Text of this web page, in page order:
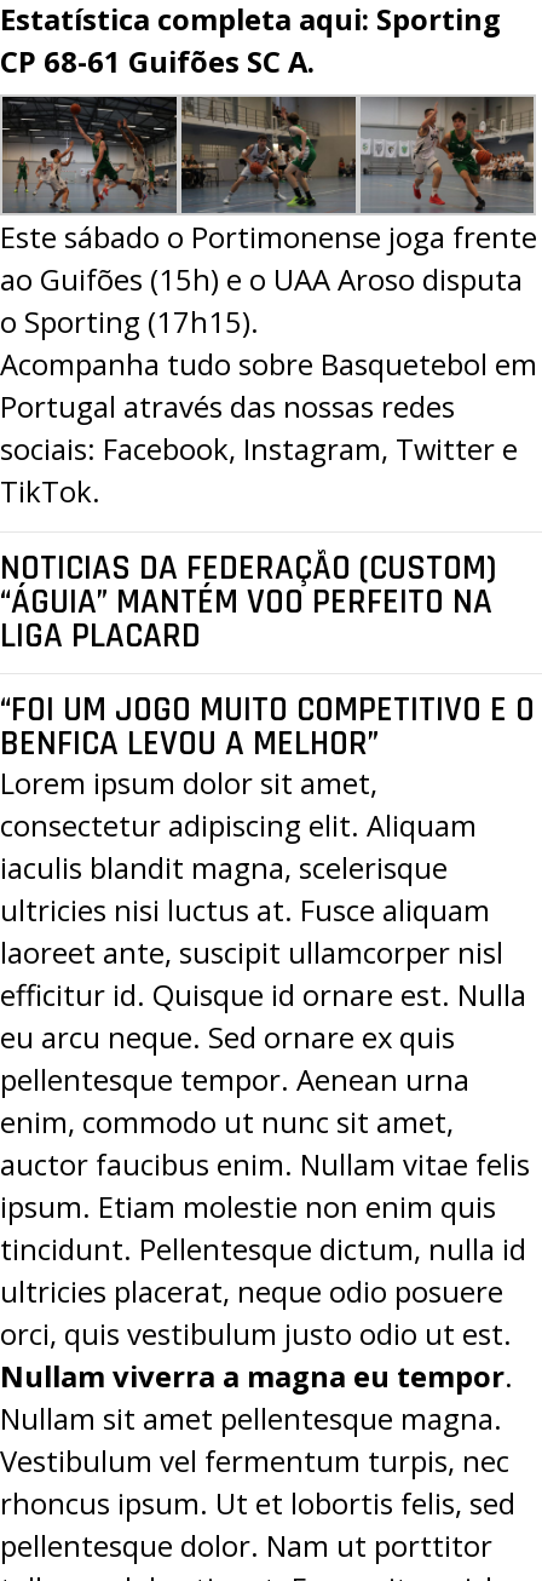
Estatística completa aqui: Sporting
CP 68-61 Guifões SC A.
Este sábado o Portimonense joga frente
ao Guifões (15h) e o UAA Aroso disputa
o Sporting (17h15).
Acompanha tudo sobre Basquetebol em
Portugal através das nossas redes
sociais: Facebook, Instagram, Twitter e
TikTok.
NOTICIAS DA FEDERAÇÃO (CUSTOM)
“ÁGUIA” MANTÉM VOO PERFEITO NA
LIGA PLACARD
“FOI UM JOGO MUITO COMPETITIVO E O
BENFICA LEVOU A MELHOR”
Lorem ipsum dolor sit amet,
consectetur adipiscing elit. Aliquam
iaculis blandit magna, scelerisque
ultricies nisi luctus at. Fusce aliquam
laoreet ante, suscipit ullamcorper nisl
efficitur id. Quisque id ornare est. Nulla
eu arcu neque. Sed ornare ex quis
pellentesque tempor. Aenean urna
enim, commodo ut nunc sit amet,
auctor faucibus enim. Nullam vitae felis
ipsum. Etiam molestie non enim quis
tincidunt. Pellentesque dictum, nulla id
ultricies placerat, neque odio posuere
orci, quis vestibulum justo odio ut est.
Nullam viverra a magna eu tempor.
Nullam sit amet pellentesque magna.
Vestibulum vel fermentum turpis, nec
rhoncus ipsum. Ut et lobortis felis, sed
pellentesque dolor. Nam ut porttitor